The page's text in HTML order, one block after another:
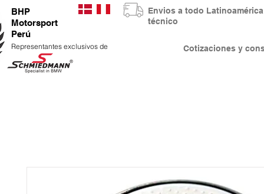
BHP
Motorsport
Perú
Representantes exclusivos de Cotizaciones y
Envios a todo
técnico